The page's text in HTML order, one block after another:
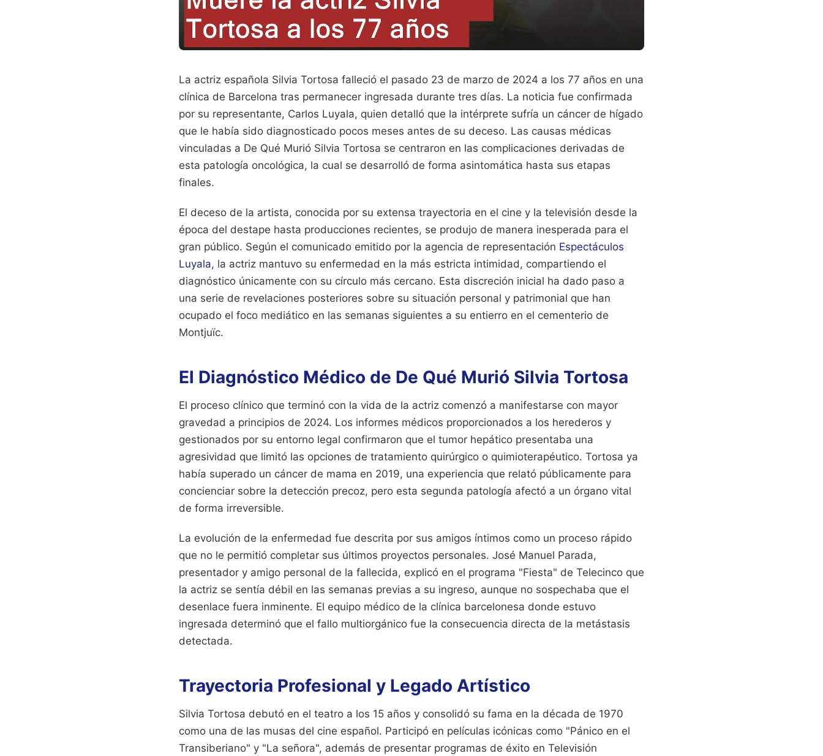
La actriz española Silvia Tortosa falleció el pasado 23 de marzo de 2024 a los 77 años en una
clínica de Barcelona tras permanecer ingresada durante tres días. La noticia fue confirmada
por su representante, Carlos Luyala, quien detalló que la intérprete sufría un cáncer de hígado
que le había sido diagnosticado pocos meses antes de su deceso. Las causas médicas
vinculadas a De Qué Murió Silvia Tortosa se centraron en las complicaciones derivadas de
esta patología oncológica, la cual se desarrolló de forma asintomática hasta sus etapas
finales.
El deceso de la artista, conocida por su extensa trayectoria en el cine y la televisión desde la
época del destape hasta producciones recientes, se produjo de manera inesperada para el
gran público. Según el comunicado emitido por la agencia de representación Espectáculos
Luyala, la actriz mantuvo su enfermedad en la más estricta intimidad, compartiendo el
diagnóstico únicamente con su círculo más cercano. Esta discreción inicial ha dado paso a
una serie de revelaciones posteriores sobre su situación personal y patrimonial que han
ocupado el foco mediático en las semanas siguientes a su entierro en el cementerio de
Montjuïc.
El Diagnóstico Médico de De Qué Murió Silvia Tortosa
El proceso clínico que terminó con la vida de la actriz comenzó a manifestarse con mayor
gravedad a principios de 2024. Los informes médicos proporcionados a los herederos y
gestionados por su entorno legal confirmaron que el tumor hepático presentaba una
agresividad que limitó las opciones de tratamiento quirúrgico o quimioterapéutico. Tortosa ya
había superado un cáncer de mama en 2019, una experiencia que relató públicamente para
concienciar sobre la detección precoz, pero esta segunda patología afectó a un órgano vital
de forma irreversible.
La evolución de la enfermedad fue descrita por sus amigos íntimos como un proceso rápido
que no le permitió completar sus últimos proyectos personales. José Manuel Parada,
presentador y amigo personal de la fallecida, explicó en el programa "Fiesta" de Telecinco que
la actriz se sentía débil en las semanas previas a su ingreso, aunque no sospechaba que el
desenlace fuera inminente. El equipo médico de la clínica barcelonesa donde estuvo
ingresada determinó que el fallo multiorgánico fue la consecuencia directa de la metástasis
detectada.
Trayectoria Profesional y Legado Artístico
Silvia Tortosa debutó en el teatro a los 15 años y consolidó su fama en la década de 1970
como una de las musas del cine español. Participó en películas icónicas como "Pánico en el
Transiberiano" y "La señora", además de presentar programas de éxito en Televisión